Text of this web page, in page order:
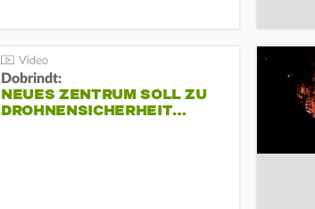
Dobrindt:
NEUES ZENTRUM SOLL ZU
DROHNENSICHERHEIT…